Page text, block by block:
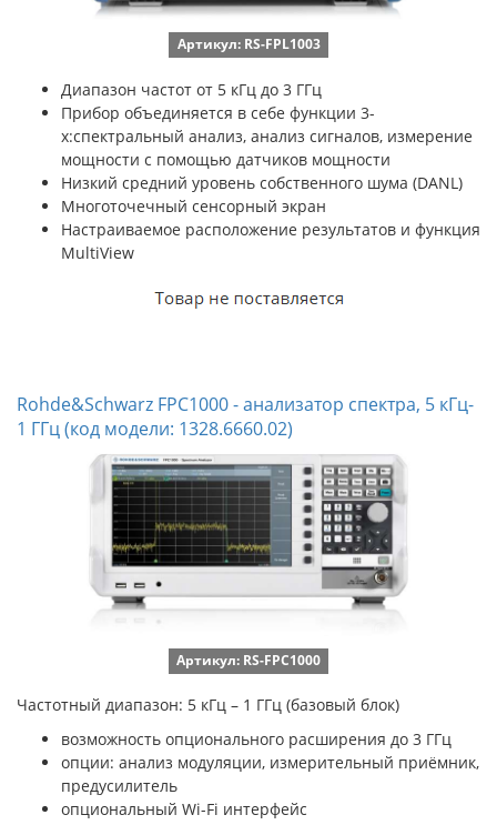
Артикул: RS-FPL1003
Диапазон частот от 5 кГц до 3 ГГц
Прибор объединяется в себе функции 3-
х:спектральный анализ, анализ сигналов, измерение
мощности с помощью датчиков мощности
Низкий средний уровень собственного шума (DANL)
Многоточечный сенсорный экран
Настраиваемое расположение результатов и функция
MultiView
Rohde&Schwarz FPC1000 - анализатор спектра, 5 кГц-
1 ГГц (код модели: 1328.6660.02)
Артикул: RS-FPC1000
Частотный диапазон: 5 кГц – 1 ГГц (базовый блок)
возможность опционального расширения до 3 ГГц
опции: анализ модуляции, измерительный приёмник,
предусилитель
опциональный Wi-Fi интерфейс